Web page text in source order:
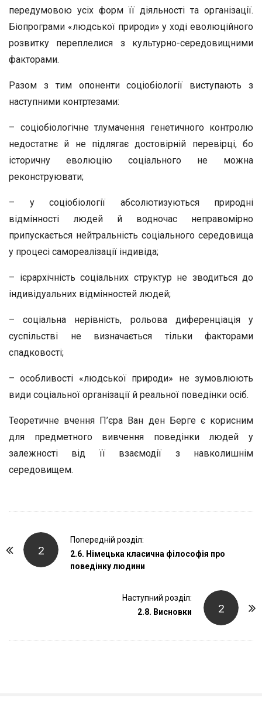
передумовою усіх форм її діяльності та організації.
Біопрограми «людської природи» у ході еволюційного
розвитку переплелися з культурно-середовищними
факторами.
Разом з тим опоненти соціобіології виступають з
наступними контртезами:
– соціобіологічне тлумачення генетичного контролю
недостатнє й не підлягає достовірній перевірці, бо
історичну еволюцію соціального не можна
реконструювати;
– у соціобіології абсолютизуються природні
відмінності людей й водночас неправомірно
припускається нейтральність соціального середовища
у процесі самореалізації індивіда;
– ієрархічність соціальних структур не зводиться до
індивідуальних відмінностей людей;
– соціальна нерівність, рольова диференціація у
суспільстві не визначається тільки факторами
спадковості;
– особливості «людської природи» не зумовлюють
види соціальної організації й реальної поведінки осіб.
Теоретичне вчення П’єра Ван ден Берге є корисним
для предметного вивчення поведінки людей у
залежності від її взаємодії з навколишнім
середовищем.
2
Попередній розділ:
2.6. Німецька класична філософія про
поведінку людини
2
Наступний розділ:
2.8. Висновки